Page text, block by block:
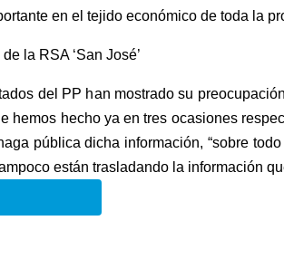
en el tejido económico de toda la
la RSA ‘San José’
del PP han mostrado su
hemos hecho ya en tres ocasiones
pública dicha información, “sobre
están trasladando la información